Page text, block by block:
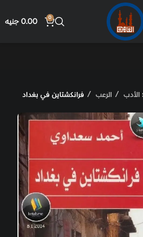
0
0.00 جنيه
الرعب فرانكشتاين في بغداد